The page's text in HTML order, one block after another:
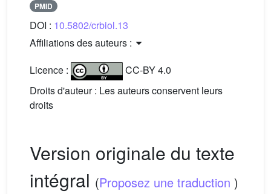
PMID
DOI : 10.5802/crbiol.13
Affiliations des auteurs :
Licence :
CC-BY 4.0
Droits d'auteur : Les auteurs conservent leurs
droits
Version originale du texte
intégral (Proposez une traduction )